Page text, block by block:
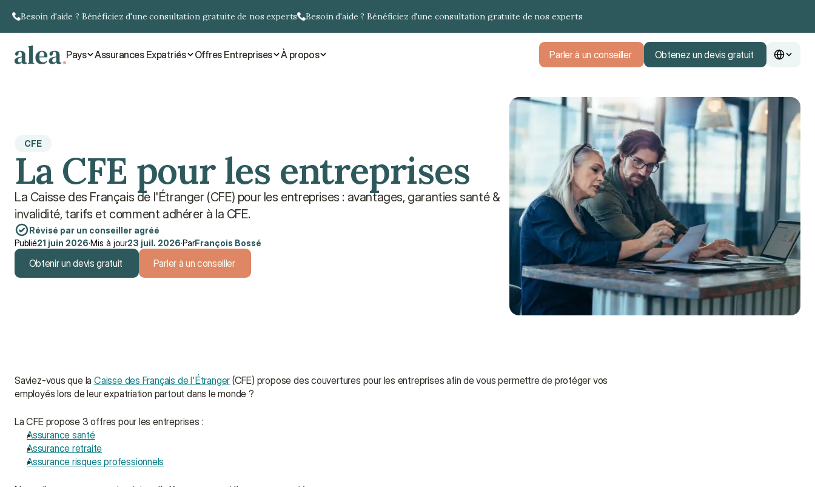
Besoin d'aide ? Bénéficiez d'une consultation gratuite de nos experts Besoin d'aide ? Bénéficiez d'une consultation gratuite de nos experts
Pays Assurances Expatriés Offres Entreprises À propos Parler à un conseiller Obtenez un devis gratuit
CFE
La CFE pour les entreprises
La Caisse des Français de l'Étranger (CFE) pour les entreprises : avantages, garanties santé &
invalidité, tarifs et comment adhérer à la CFE.
Révisé par un conseiller agréé
Publié21 juin 2026·Mis à jour23 juil. 2026·ParFrançois Bossé
Obtenir un devis gratuit Parler à un conseiller
Saviez-vous que la Caisse des Français de l'Étranger (CFE) propose des couvertures pour les entreprises afin de vous permettre de protéger vos
employés lors de leur expatriation partout dans le monde ?
La CFE propose 3 offres pour les entreprises :
Assurance santé
Assurance retraite
Assurance risques professionnels